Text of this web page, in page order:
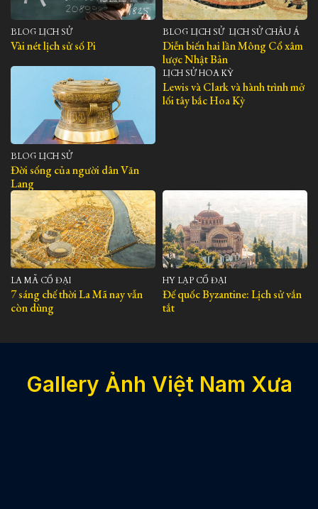
BLOG LỊCH SỬ
Vài nét lịch sử số Pi
BLOG LỊCH SỬ, LỊCH SỬ CHÂU Á
Diễn biến hai lần Mông Cổ xâm
lược Nhật Bản
BLOG LỊCH SỬ
Đời sống của người dân Văn
Lang
LỊCH SỬ HOA KỲ
Lewis và Clark và hành trình mở
lối tây bắc Hoa Kỳ
LA MÃ CỔ ĐẠI
7 sáng chế thời La Mã nay vẫn
còn dùng
HY LẠP CỔ ĐẠI
Đế quốc Byzantine: Lịch sử vắn
tắt
Gallery Ảnh Việt Nam Xưa